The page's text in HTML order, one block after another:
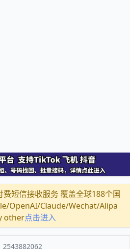
短信接收服务 覆盖全球188个国
OpenAI/Claude/Wechat/Alipa
other点击进入
2543882062